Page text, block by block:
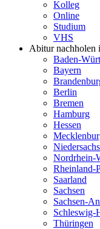
Kolleg
Online
Studium
VHS
Abitur nachholen
Baden-
Bayern
Berlin
Bremen
Hamburg
Hessen
Nordrhein-
Rheinland-
Saarland
Sachsen
Sachsen-
Schleswig-
Thüringen